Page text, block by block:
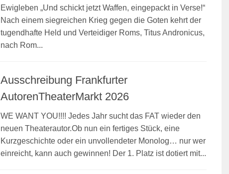
Ewigleben „Und schickt jetzt Waffen, eingepackt in Verse!“
Nach einem siegreichen Krieg gegen die Goten kehrt der
tugendhafte Held und Verteidiger Roms, Titus Andronicus,
nach Rom...
Ausschreibung Frankfurter
AutorenTheaterMarkt 2026
WE WANT YOU!!!! Jedes Jahr sucht das FAT wieder den
neuen Theaterautor.Ob nun ein fertiges Stück, eine
Kurzgeschichte oder ein unvollendeter Monolog… nur wer
einreicht, kann auch gewinnen! Der 1. Platz ist dotiert mit...